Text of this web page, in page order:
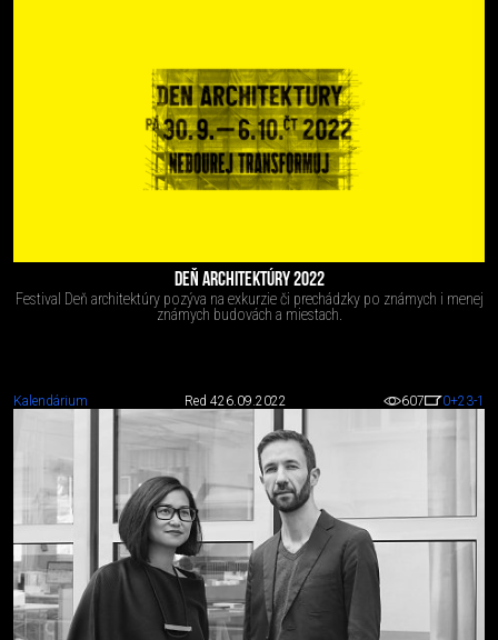
DEŇ ARCHITEKTÚRY 2022
Festival Deň architektúry pozýva na exkurzie či prechádzky po známych i menej
známych budovách a miestach.
Kalendárium Red 426.09.2022 607 0+23-1